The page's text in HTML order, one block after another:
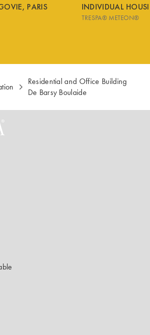
PARIS INDIVIDUAL
TRESPA® METEON®
Residential and Office Building
De Barsy Boulaide